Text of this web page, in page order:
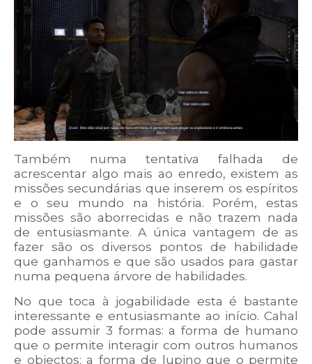
Também numa tentativa falhada de
acrescentar algo mais ao enredo, existem as
missões secundárias que inserem os espíritos
e o seu mundo na história. Porém, estas
missões são aborrecidas e não trazem nada
de entusiasmante. A única vantagem de as
fazer são os diversos pontos de habilidade
que ganhamos e que são usados para gastar
numa pequena árvore de habilidades.
No que toca à jogabilidade esta é bastante
interessante e entusiasmante ao início. Cahal
pode assumir 3 formas: a forma de humano
que o permite interagir com outros humanos
e objectos; a forma de lupino que o permite